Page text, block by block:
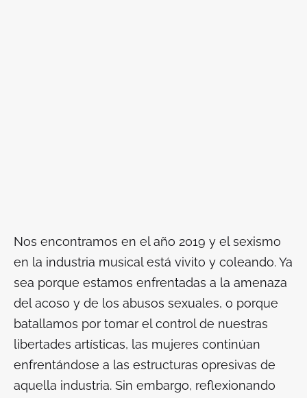
Nos encontramos en el año 2019 y el sexismo
en la industria musical está vivito y coleando. Ya
sea porque estamos enfrentadas a la amenaza
del acoso y de los abusos sexuales, o porque
batallamos por tomar el control de nuestras
libertades artísticas, las mujeres continúan
enfrentándose a las estructuras opresivas de
aquella industria. Sin embargo, reflexionando